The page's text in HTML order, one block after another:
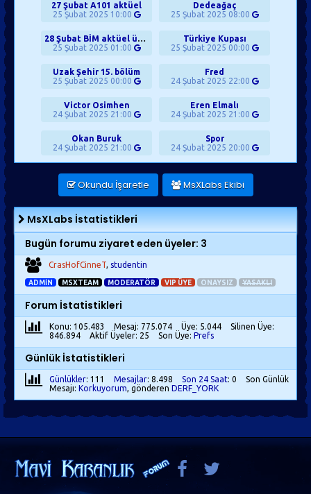
27 Şubat A101 aktüel
25 Şubat 2025 10:00
Dedeağaç
25 Şubat 2025 08:00
28 Şubat BİM aktüel ürünler
25 Şubat 2025 01:00
Türkiye Kupası
25 Şubat 2025 00:00
Uzak Şehir 15. bölüm
25 Şubat 2025 00:00
Fred
24 Şubat 2025 22:00
Victor Osimhen
24 Şubat 2025 21:00
Eren Elmalı
24 Şubat 2025 21:00
Okan Buruk
24 Şubat 2025 21:00
Spor
24 Şubat 2025 20:00
Okundu İşaretle MsXLabs Ekibi
MsXLabs İstatistikleri
Bugün forumu ziyaret eden üyeler: 3
CrasHofCinneT, studentin
ADMIN MSXTEAM MODERATÖR VIP ÜYE ONAYSIZ YASAKLI
Forum İstatistikleri
Konu: 105.483 Mesaj: 775.074 Üye: 5.044
Silinen Üye:
846.894
Aktif Üyeler: 25 Son Üye: Prefs
Günlük İstatistikleri
Günlükler: 111 Mesajlar: 8.498 Son 24 Saat: 0
Son Günlük
Mesajı: Korkuyorum, gönderen DERF_YORK